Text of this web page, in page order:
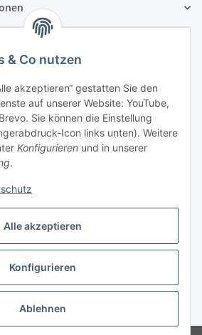
Alle akzeptieren
Konfigurieren
Ablehnen
& Co nutzen
akzeptieren“ gestatten Sie den
auf unserer Website: YouTube,
Sie können die Einstellung
Icon links unten). Weitere
Konfigurieren und in unserer
.
Vertrag widerrufen
USt., zzgl.Versand